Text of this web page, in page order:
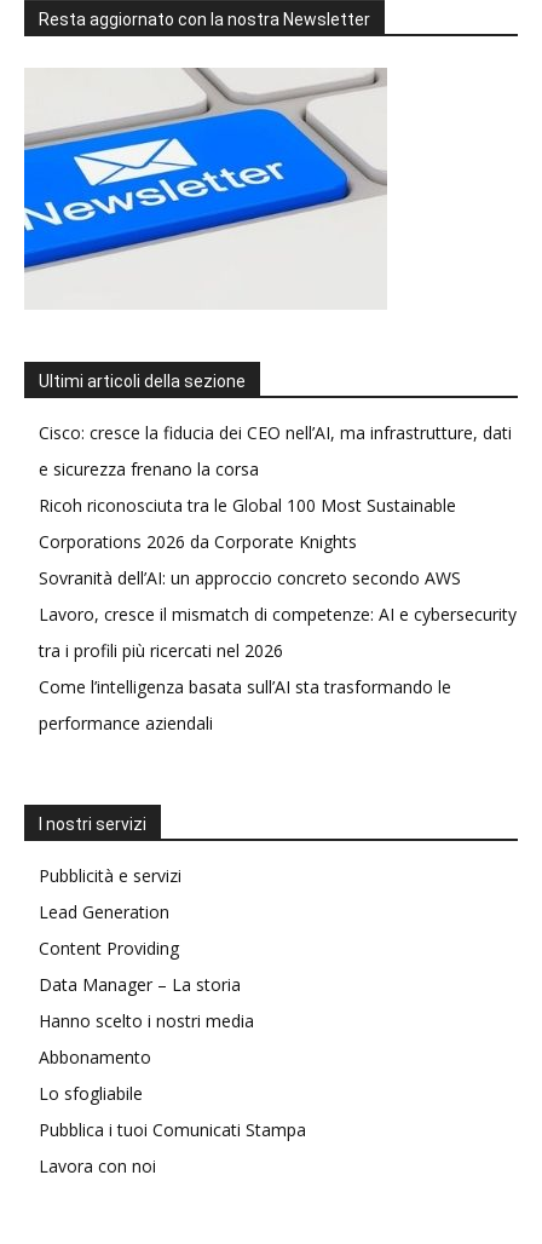
Resta aggiornato con la nostra Newsletter
Ultimi articoli della sezione
Cisco: cresce la fiducia dei CEO nell’AI, ma infrastrutture, dati
e sicurezza frenano la corsa
Ricoh riconosciuta tra le Global 100 Most Sustainable
Corporations 2026 da Corporate Knights
Sovranità dell’AI: un approccio concreto secondo AWS
Lavoro, cresce il mismatch di competenze: AI e cybersecurity
tra i profili più ricercati nel 2026
Come l’intelligenza basata sull’AI sta trasformando le
performance aziendali
I nostri servizi
Pubblicità e servizi
Lead Generation
Content Providing
Data Manager – La storia
Hanno scelto i nostri media
Abbonamento
Lo sfogliabile
Pubblica i tuoi Comunicati Stampa
Lavora con noi